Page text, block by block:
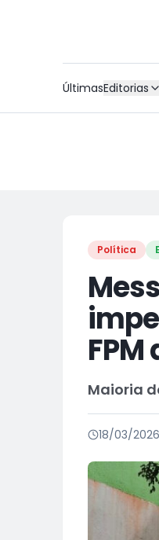
ÚltimasEditorias
Política
Maioria
18/03/2026